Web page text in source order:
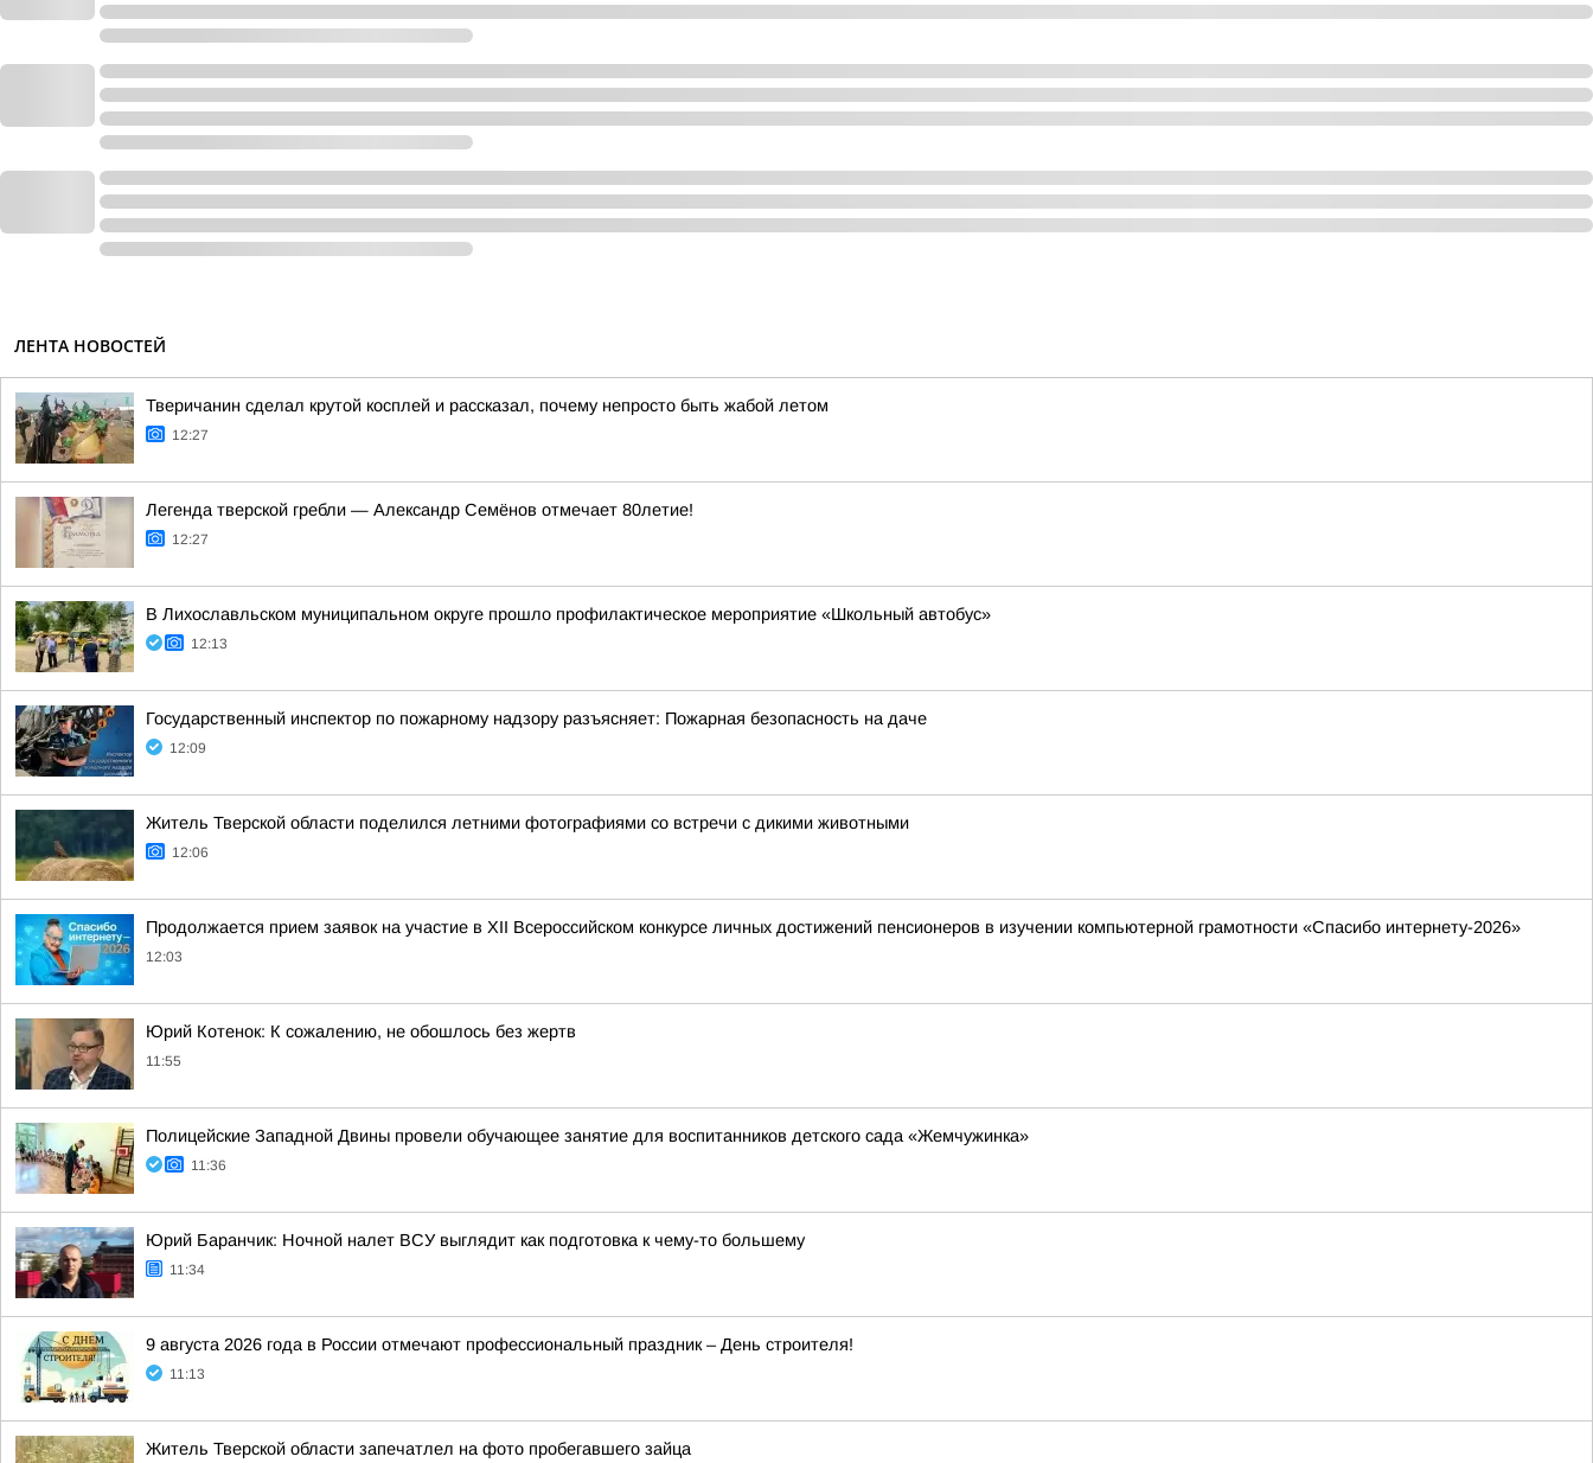
ЛЕНТА НОВОСТЕЙ
Тверичанин сделал крутой косплей и рассказал, почему непросто быть жабой летом
12:27
Легенда тверской гребли — Александр Семёнов отмечает 80летие!
12:27
В Лихославльском муниципальном округе прошло профилактическое мероприятие «Школьный автобус»
12:13
Государственный инспектор по пожарному надзору разъясняет: Пожарная безопасность на даче
12:09
Житель Тверской области поделился летними фотографиями со встречи с дикими животными
12:06
Продолжается прием заявок на участие в ХII Всероссийском конкурсе личных достижений пенсионеров в изучении компьютерной грамотности «Спасибо интернету-2026»
12:03
Юрий Котенок: К сожалению, не обошлось без жертв
11:55
Полицейские Западной Двины провели обучающее занятие для воспитанников детского сада «Жемчужинка»
11:36
Юрий Баранчик: Ночной налет ВСУ выглядит как подготовка к чему-то большему
11:34
9 августа 2026 года в России отмечают профессиональный праздник – День строителя!
11:13
Житель Тверской области запечатлел на фото пробегавшего зайца